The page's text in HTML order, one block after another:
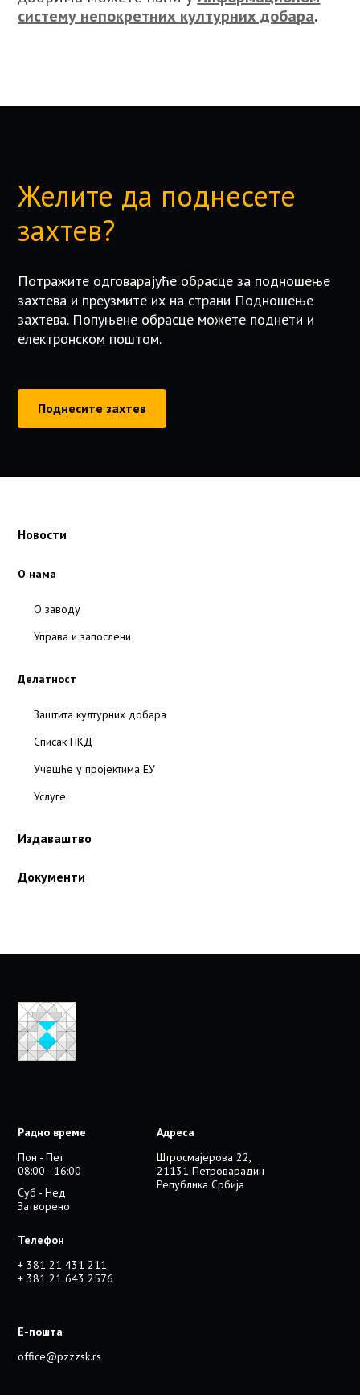
систему непокретних културних добара.
Желите да поднесете
захтев?
Потражите одговарајуће обрасце за подношење
захтева и преузмите их на страни Подношење
захтева. Попуњене обрасце можете поднети и
електронском поштом.
Поднесите захтев
Новости
О нама
О заводу
Управа и запослени
Делатност
Заштита културних добара
Списак НКД
Учешће у пројектима ЕУ
Услуге
Издаваштво
Документи
Радно време
Пон - Пет
08:00 - 16:00
Суб - Нед
Затворено
Адреса
Штросмајерова 22,
21131 Петроварадин
Република Србија
Телефон
+ 381 21 431 211
+ 381 21 643 2576
Е-пошта
office@pzzzsk.rs